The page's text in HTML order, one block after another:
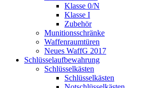
Klasse 0/N
Klasse I
Zubehör
Munitionsschränke
Waffenraumtüren
Neues WaffG 2017
Schlüsselaufbewahrung
Schlüsselkästen
Schlüsselkästen